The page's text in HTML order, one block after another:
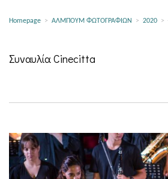
Homepage > ΑΛΜΠΟΥΜ ΦΩΤΟΓΡΑΦΙΩΝ > 2020 >
Συναυλία Cinecitta